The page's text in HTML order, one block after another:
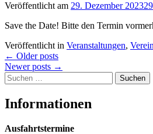
Veröffentlicht am 29. Dezember 2023
Save the Date! Bitte den Termin
Veröffentlicht in Veranstaltungen, Verein
Beitragsnavigation
← Older posts
Newer posts →
Suchen
nach:
Informationen
Ausfahrtstermine